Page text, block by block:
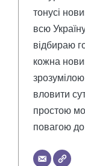
тонусі
всю
відбираю
кожна
вловити
простою
повагою до